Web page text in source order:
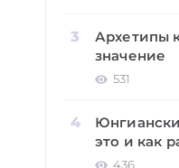
Архетипы
значение
531
это и как
436